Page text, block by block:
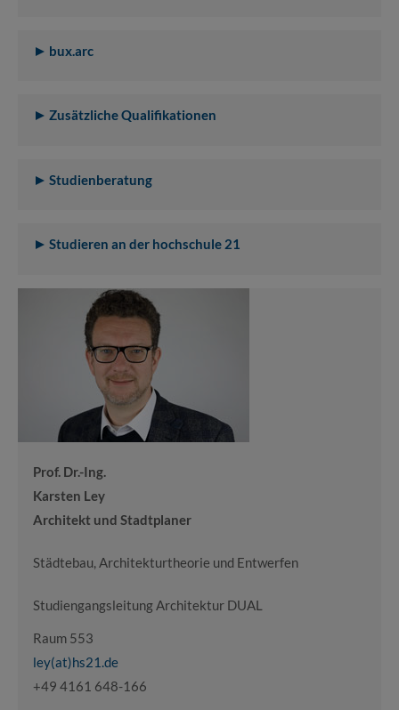
bux.arc
Zusätzliche Qualifikationen
Studienberatung
Studieren an der hochschule 21
Prof. Dr.-Ing.
Karsten Ley
Architekt und Stadtplaner
Städtebau, Architekturtheorie und Entwerfen
Studiengangsleitung Architektur DUAL
Raum 553
ley(at)hs21.de
+49 4161 648-166